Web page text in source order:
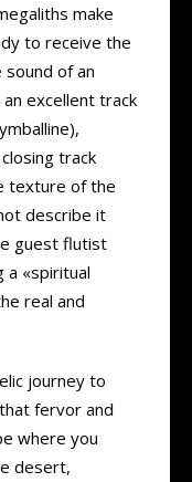
make
to receive the
of an
excellent track
track
texture of the
describe it
guest flutist
a «spiritual
real and
journey to
fervor and
where you
desert,